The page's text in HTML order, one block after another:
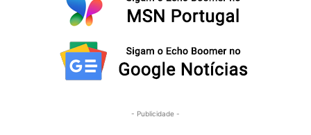
- Publicidade -